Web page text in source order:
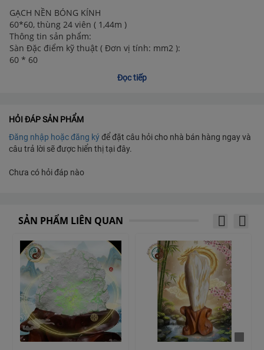
GẠCH NỀN BÓNG KÍNH
60*60, thùng 24 viên ( 1,44m )
Thông tin sản phẩm:
Sàn Đặc điểm kỹ thuật ( Đơn vị tính: mm2 ):
60 * 60
Mẫu: 29577 – Bóng, 29583 Polish, 29584 Polish
Ứng Dụng:
Thiết Kế Phong Cách:
Hiện Đại
Nơi xuất xứ:
Việt Nam
Kích thước:
60 x 60mm
Gạch sứ
Cách sử dụng:
Nội thất Gạch
Chức năng:
Acid kháng, Kháng khuẩn, Cách nhiệt, Không trượt, Loại đá
nung, Mặc kháng, Anti-Slip
Tính năng:
Kính kim loại gạch
Xử lý bề mặt:
Đọc tiếp
HỎI ĐÁP SẢN PHẨM
Đăng nhập hoặc đăng kýđể đặt câu hỏi cho nhà bán hàng ngay và
câu trả lời sẽ được hiển thị tại đây.
Chưa có hỏi đáp nào
SẢN PHẨM LIÊN QUAN